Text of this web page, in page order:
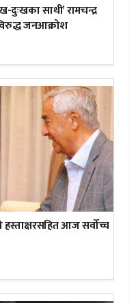
साथी’ रामचन्द्र
जनआक्रोश
आज सर्वोच्च